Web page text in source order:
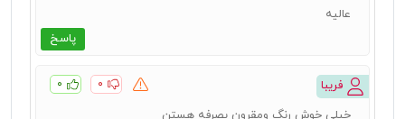
پاسخ
عالیه
فریبا ۰ ۰
خیلی خوش رنگ ومقرون بصرفه هستن